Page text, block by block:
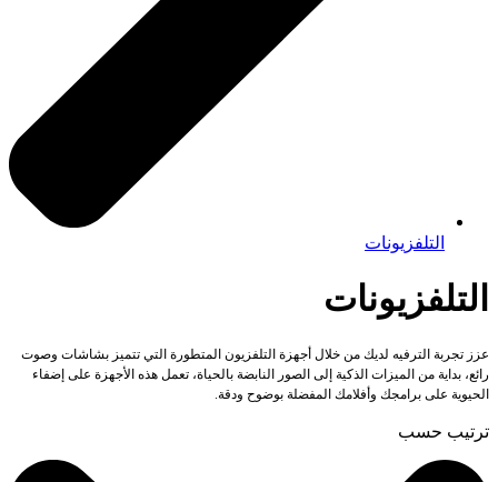
التلفزيونات
التلفزيونات
عزز تجربة الترفيه لديك من خلال أجهزة التلفزيون المتطورة التي تتميز بشاشات وصوت
رائع، بداية من الميزات الذكية إلى الصور النابضة بالحياة، تعمل هذه الأجهزة على إضفاء
الحيوية على برامجك وأفلامك المفضلة بوضوح ودقة.
ترتيب حسب